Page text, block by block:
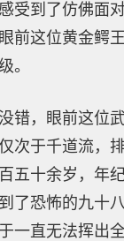
受到了仿佛面
前这位黄金鳄
。
错，眼前这位
次于千道流，
五十余岁，年
了恐怖的九十
一直无法挥出